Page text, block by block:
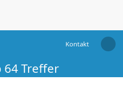
Kontakt
64 Treffer